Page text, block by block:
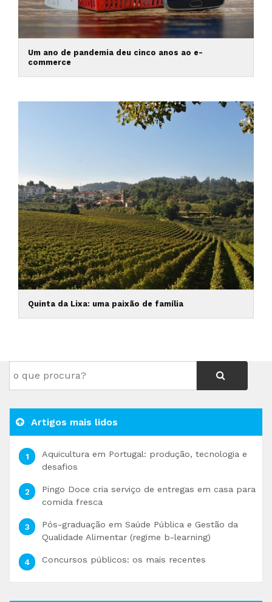
Um ano de pandemia deu cinco anos ao e-
commerce
Quinta da Lixa: uma paixão de família
Artigos mais lidos
Aquicultura em Portugal: produção, tecnologia e
desafios
Pingo Doce cria serviço de entregas em casa para
comida fresca
Pós-graduação em Saúde Pública e Gestão da
Qualidade Alimentar (regime b-learning)
Concursos públicos: os mais recentes